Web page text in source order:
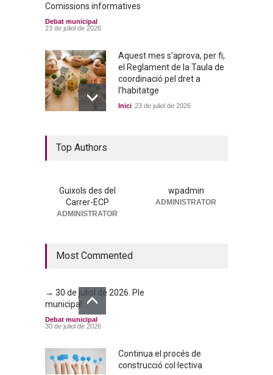
Comissions informatives
Debat municipal
23 de juliol de 2026
Aquest mes s'aprova, per fi,
el Reglament de la Taula de
coordinació pel dret a
l’habitatge
Inici 23 de juliol de 2026
→ 25 de juny de 2026. Ple
Top Authors
Guixols des del
Carrer-ECP
ADMINISTRATOR
wpadmin
ADMINISTRATOR
Most Commented
→ 30 de juliol de 2026. Ple
municipal
Debat municipal
30 de juliol de 2026
Continua el procés de
construcció col·lectiva